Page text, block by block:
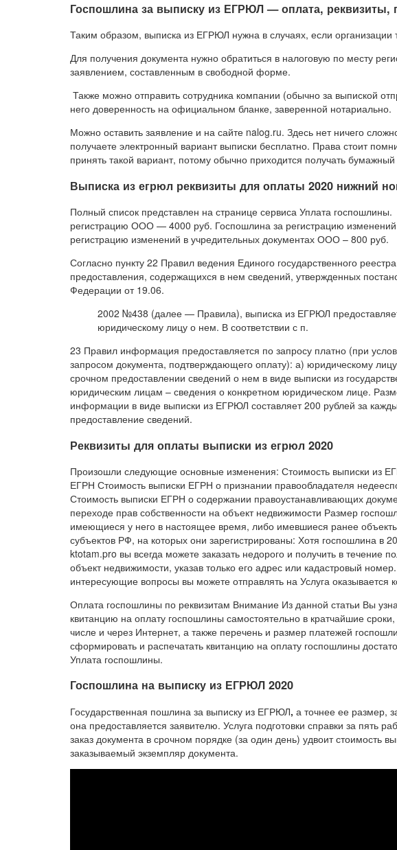
Госпошлина за выписку из ЕГРЮЛ — оплата, реквизиты,
Таким образом, выписка из ЕГРЮЛ нужна в случаях, если организации
Для получения документа нужно обратиться в налоговую по месту
заявлением, составленным в свободной форме.
Также можно отправить сотрудника компании (обычно за выпиской
него доверенность на официальном бланке, заверенной нотариально.
Можно оставить заявление и на сайте nalog.ru. Здесь нет ничего
получаете электронный вариант выписки бесплатно. Права стоит
принять такой вариант, потому обычно приходится получать
Выписка из егрюл реквизиты для оплаты 2020 нижний
Полный список представлен на странице сервиса Уплата
регистрацию ООО — 4000 руб. Госпошлина за регистрацию
регистрацию изменений в учредительных документах ООО – 800 руб.
Согласно пункту 22 Правил ведения Единого государственного
предоставления, содержащихся в нем сведений, утвержденных
Федерации от 19.06.
2002 №438 (далее — Правила), выписка из ЕГРЮЛ
юридическому лицу о нем. В соответствии с п.
23 Правил информация предоставляется по запросу платно (при
запросом документа, подтверждающего оплату): а) юридическому
срочном предоставлении сведений о нем в виде выписки из
юридическим лицам – сведения о конкретном юридическом лице.
информации в виде выписки из ЕГРЮЛ составляет 200 рублей за
предоставление сведений.
Реквизиты для оплаты выписки из егрюл 2020
Произошли следующие основные изменения: Стоимость выписки из
ЕГРН Стоимость выписки ЕГРН о признании правообладателя
Стоимость выписки ЕГРН о содержании правоустанавливающих
переходе прав собственности на объект недвижимости Размер
имеющиеся у него в настоящее время, либо имевшиеся ранее
субъектов РФ, на которых они зарегистрированы: Хотя госпошлина в
ktotam.pro вы всегда можете заказать недорого и получить в течение
объект недвижимости, указав только его адрес или кадастровый
интересующие вопросы вы можете отправлять на Услуга
Оплата госпошлины по реквизитам Внимание Из данной статьи Вы
квитанцию на оплату госпошлины самостоятельно в кратчайшие
числе и через Интернет, а также перечень и размер платежей
сформировать и распечатать квитанцию на оплату госпошлины
Уплата госпошлины.
Госпошлина на выписку из ЕГРЮЛ 2020
Государственная пошлина за выписку из ЕГРЮЛ, а точнее ее размер,
она предоставляется заявителю. Услуга подготовки справки за пять
заказ документа в срочном порядке (за один день) удвоит стоимость
заказываемый экземпляр документа.